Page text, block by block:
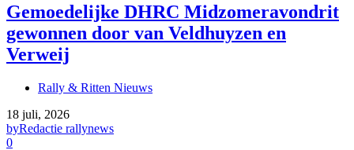
Gemoedelijke DHRC Midzomeravondrit
gewonnen door van Veldhuyzen en
Verweij
Rally & Ritten Nieuws
18 juli, 2026
byRedactie rallynews
0